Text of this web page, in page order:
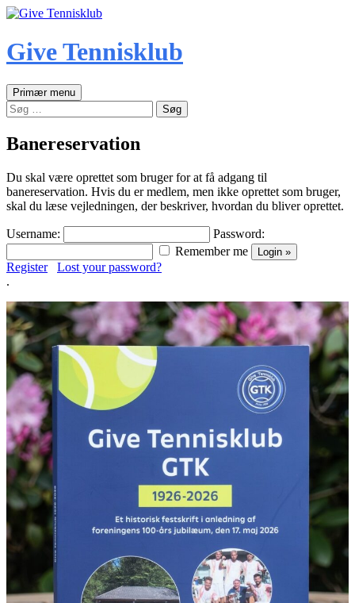
Hop
indhold
Give Tennisklub
SøgPrimær menu
Søg
efter:
Banereservation
Du skal være oprettet som bruger for at få adgang til
banereservation. Hvis du er medlem, men ikke oprettet som bruger,
skal du læse vejledningen, der beskriver, hvordan du bliver oprettet.
Username:
Password:
Remember me
Register
Lost your password?
.